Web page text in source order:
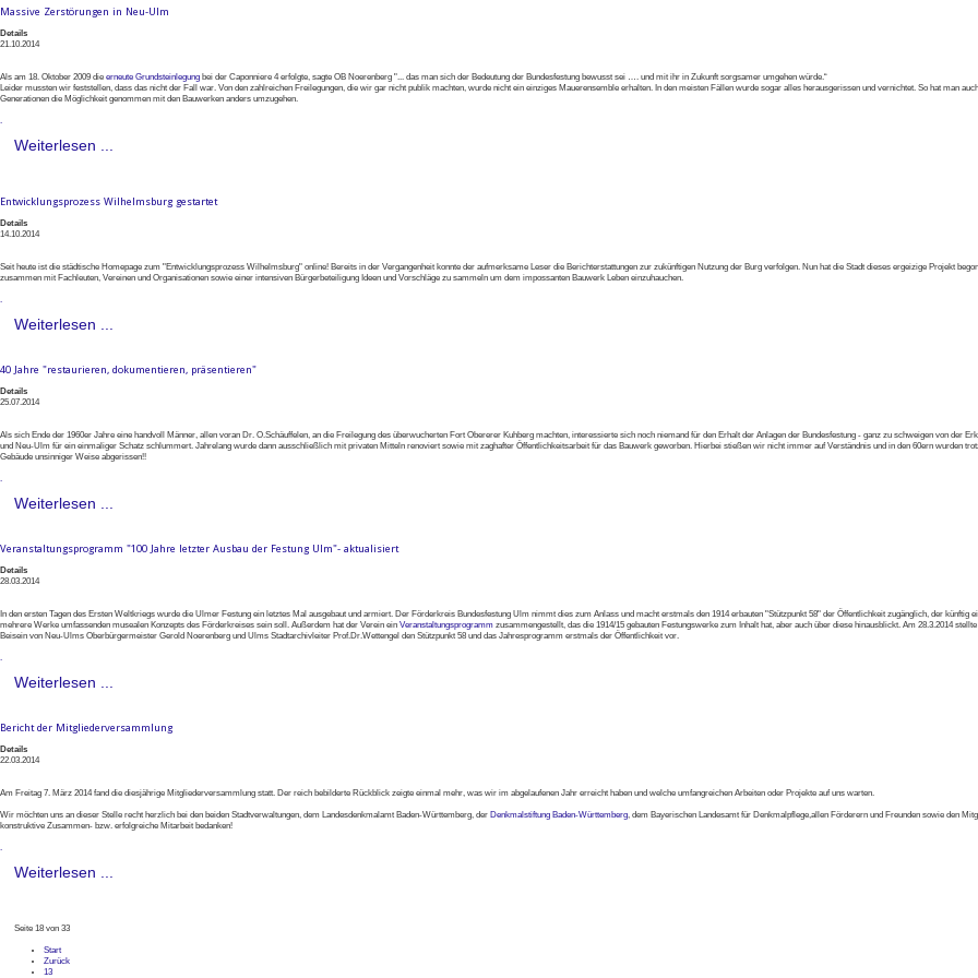
Massive Zerstörungen in Neu-Ulm
Details
21.10.2014
Als am 18. Oktober 2009 die erneute Grundsteinlegung bei der Caponniere 4 erfolgte, sagte OB Noerenberg "... das man sich der Bedeutung der Bundesfestung bewusst sei …. und mit ihr in Zukunft sorgsamer umgehen würde.“
Leider mussten wir feststellen, dass das nicht der Fall war. Von den zahlreichen Freilegungen, die wir gar nicht publik machten, wurde nicht ein einziges Mauerensemble erhalten. In den meisten Fällen wurde sogar alles herausgerissen und vernichtet. So hat man
Generationen die Möglichkeit genommen mit den Bauwerken anders umzugehen.
.
Weiterlesen ...
Entwicklungsprozess Wilhelmsburg gestartet
Details
14.10.2014
Seit heute ist die städtische Homepage zum "Entwicklungsprozess Wilhelmsburg" online! Bereits in der Vergangenheit konnte der aufmerksame Leser die Berichterstattungen zur zukünftigen Nutzung der Burg verfolgen. Nun hat die Stadt dieses ergeizige Projekt
zusammen mit Fachleuten, Vereinen und Organisationen sowie einer intensiven Bürgerbeteiligung Ideen und Vorschläge zu sammeln um dem impossanten Bauwerk Leben einzuhauchen.
.
Weiterlesen ...
40 Jahre "restaurieren, dokumentieren, präsentieren"
Details
25.07.2014
Als sich Ende der 1960er Jahre eine handvoll Männer, allen voran Dr. O.Schäuffelen, an die Freilegung des überwucherten Fort Obererer Kuhberg machten, interessierte sich noch niemand für den Erhalt der Anlagen der Bundesfestung - ganz zu schweigen von der
und Neu-Ulm für ein einmaliger Schatz schlummert. Jahrelang wurde dann ausschließlich mit privaten Mitteln renoviert sowie mit zaghafter Öffentlichkeitsarbeit für das Bauwerk geworben. Hierbei stießen wir nicht immer auf Verständnis und in den 60ern wurden
Gebäude unsinniger Weise abgerissen!!
.
Weiterlesen ...
Veranstaltungsprogramm "100 Jahre letzter Ausbau der Festung Ulm"- aktualisiert
Details
28.03.2014
In den ersten Tagen des Ersten Weltkriegs wurde die Ulmer Festung ein letztes Mal ausgebaut und armiert. Der Förderkreis Bundesfestung Ulm nimmt dies zum Anlass und macht erstmals den 1914 erbauten "Stützpunkt 58" der Öffentlichkeit zugänglich, der künftig
mehrere Werke umfassenden musealen Konzepts des Förderkreises sein soll. Außerdem hat der Verein ein Veranstaltungsprogramm zusammengestellt, das die 1914/15 gebauten Festungswerke zum Inhalt hat, aber auch über diese hinausblickt. Am 28.3.2014
Beisein von Neu-Ulms Oberbürgermeister Gerold Noerenberg und Ulms Stadtarchivleiter Prof.Dr.Wettengel den Stützpunkt 58 und das Jahresprogramm erstmals der Öffentlichkeit vor.
.
Weiterlesen ...
Bericht der Mitgliederversammlung
Details
22.03.2014
Am Freitag 7. März 2014 fand die diesjährige Mitgliederversammlung statt. Der reich bebilderte Rückblick zeigte einmal mehr, was wir im abgelaufenen Jahr erreicht haben und welche umfangreichen Arbeiten oder Projekte auf uns warten.
Wir möchten uns an dieser Stelle recht herzlich bei den beiden Stadtverwaltungen, dem Landesdenkmalamt Baden-Württemberg, der Denkmalstiftung Baden-Württemberg, dem Bayerischen Landesamt für Denkmalpflege,allen Förderern und Freunden sowie den
konstruktive Zusammen- bzw. erfolgreiche Mitarbeit bedanken!
.
Weiterlesen ...
Seite 18 von 33
Start
Zurück
13